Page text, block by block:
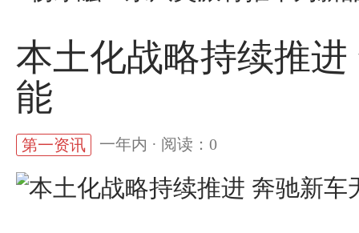
本土化战略持续推
能
第一资讯 一年内 · 阅读：0